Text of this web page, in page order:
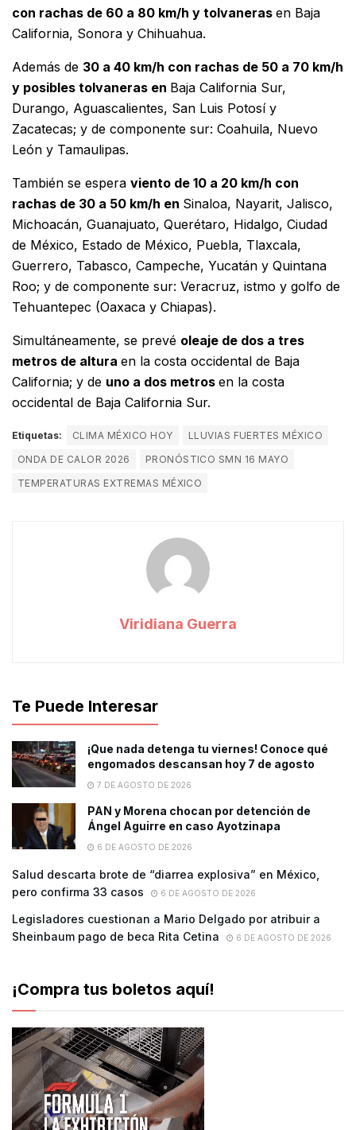
con rachas de 60 a 80 km/h y tolvaneras en Baja
California, Sonora y Chihuahua.
Además de 30 a 40 km/h con rachas de 50 a 70 km/h
y posibles tolvaneras en Baja California Sur,
Durango, Aguascalientes, San Luis Potosí y
Zacatecas; y de componente sur: Coahuila, Nuevo
León y Tamaulipas.
También se espera viento de 10 a 20 km/h con
rachas de 30 a 50 km/h en Sinaloa, Nayarit, Jalisco,
Michoacán, Guanajuato, Querétaro, Hidalgo, Ciudad
de México, Estado de México, Puebla, Tlaxcala,
Guerrero, Tabasco, Campeche, Yucatán y Quintana
Roo; y de componente sur: Veracruz, istmo y golfo de
Tehuantepec (Oaxaca y Chiapas).
Simultáneamente, se prevé oleaje de dos a tres
metros de altura en la costa occidental de Baja
California; y de uno a dos metros en la costa
occidental de Baja California Sur.
Etiquetas: CLIMA MÉXICO HOY
LLUVIAS FUERTES MÉXICO
ONDA DE CALOR 2026
PRONÓSTICO SMN 16 MAYO
TEMPERATURAS EXTREMAS MÉXICO
Viridiana Guerra
Te Puede Interesar
¡Que nada detenga tu viernes! Conoce qué
engomados descansan hoy 7 de agosto
7 DE AGOSTO DE 2026
PAN y Morena chocan por detención de
Ángel Aguirre en caso Ayotzinapa
6 DE AGOSTO DE 2026
Salud descarta brote de “diarrea explosiva” en México,
pero confirma 33 casos
6 DE AGOSTO DE 2026
Legisladores cuestionan a Mario Delgado por atribuir a
Sheinbaum pago de beca Rita Cetina
6 DE AGOSTO DE 2026
¡Compra tus boletos aquí!